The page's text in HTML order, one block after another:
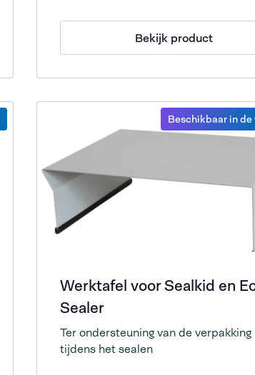
Bekijk product
Beschikbaar in de
Werktafel voor Sealkid en
Sealer
Ter ondersteuning van de verpakking
tijdens het sealen